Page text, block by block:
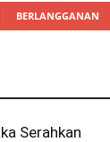
BERLANGGANAN
Serahkan